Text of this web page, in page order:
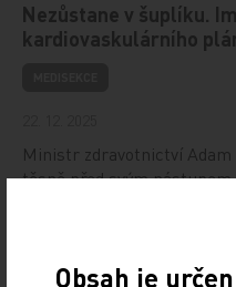
Nezůstane v šuplíku.
kardiovaskulárního
Ministr zdravotnictví
těsně před svým
Bezdíčková: Nejasné
Obsah je